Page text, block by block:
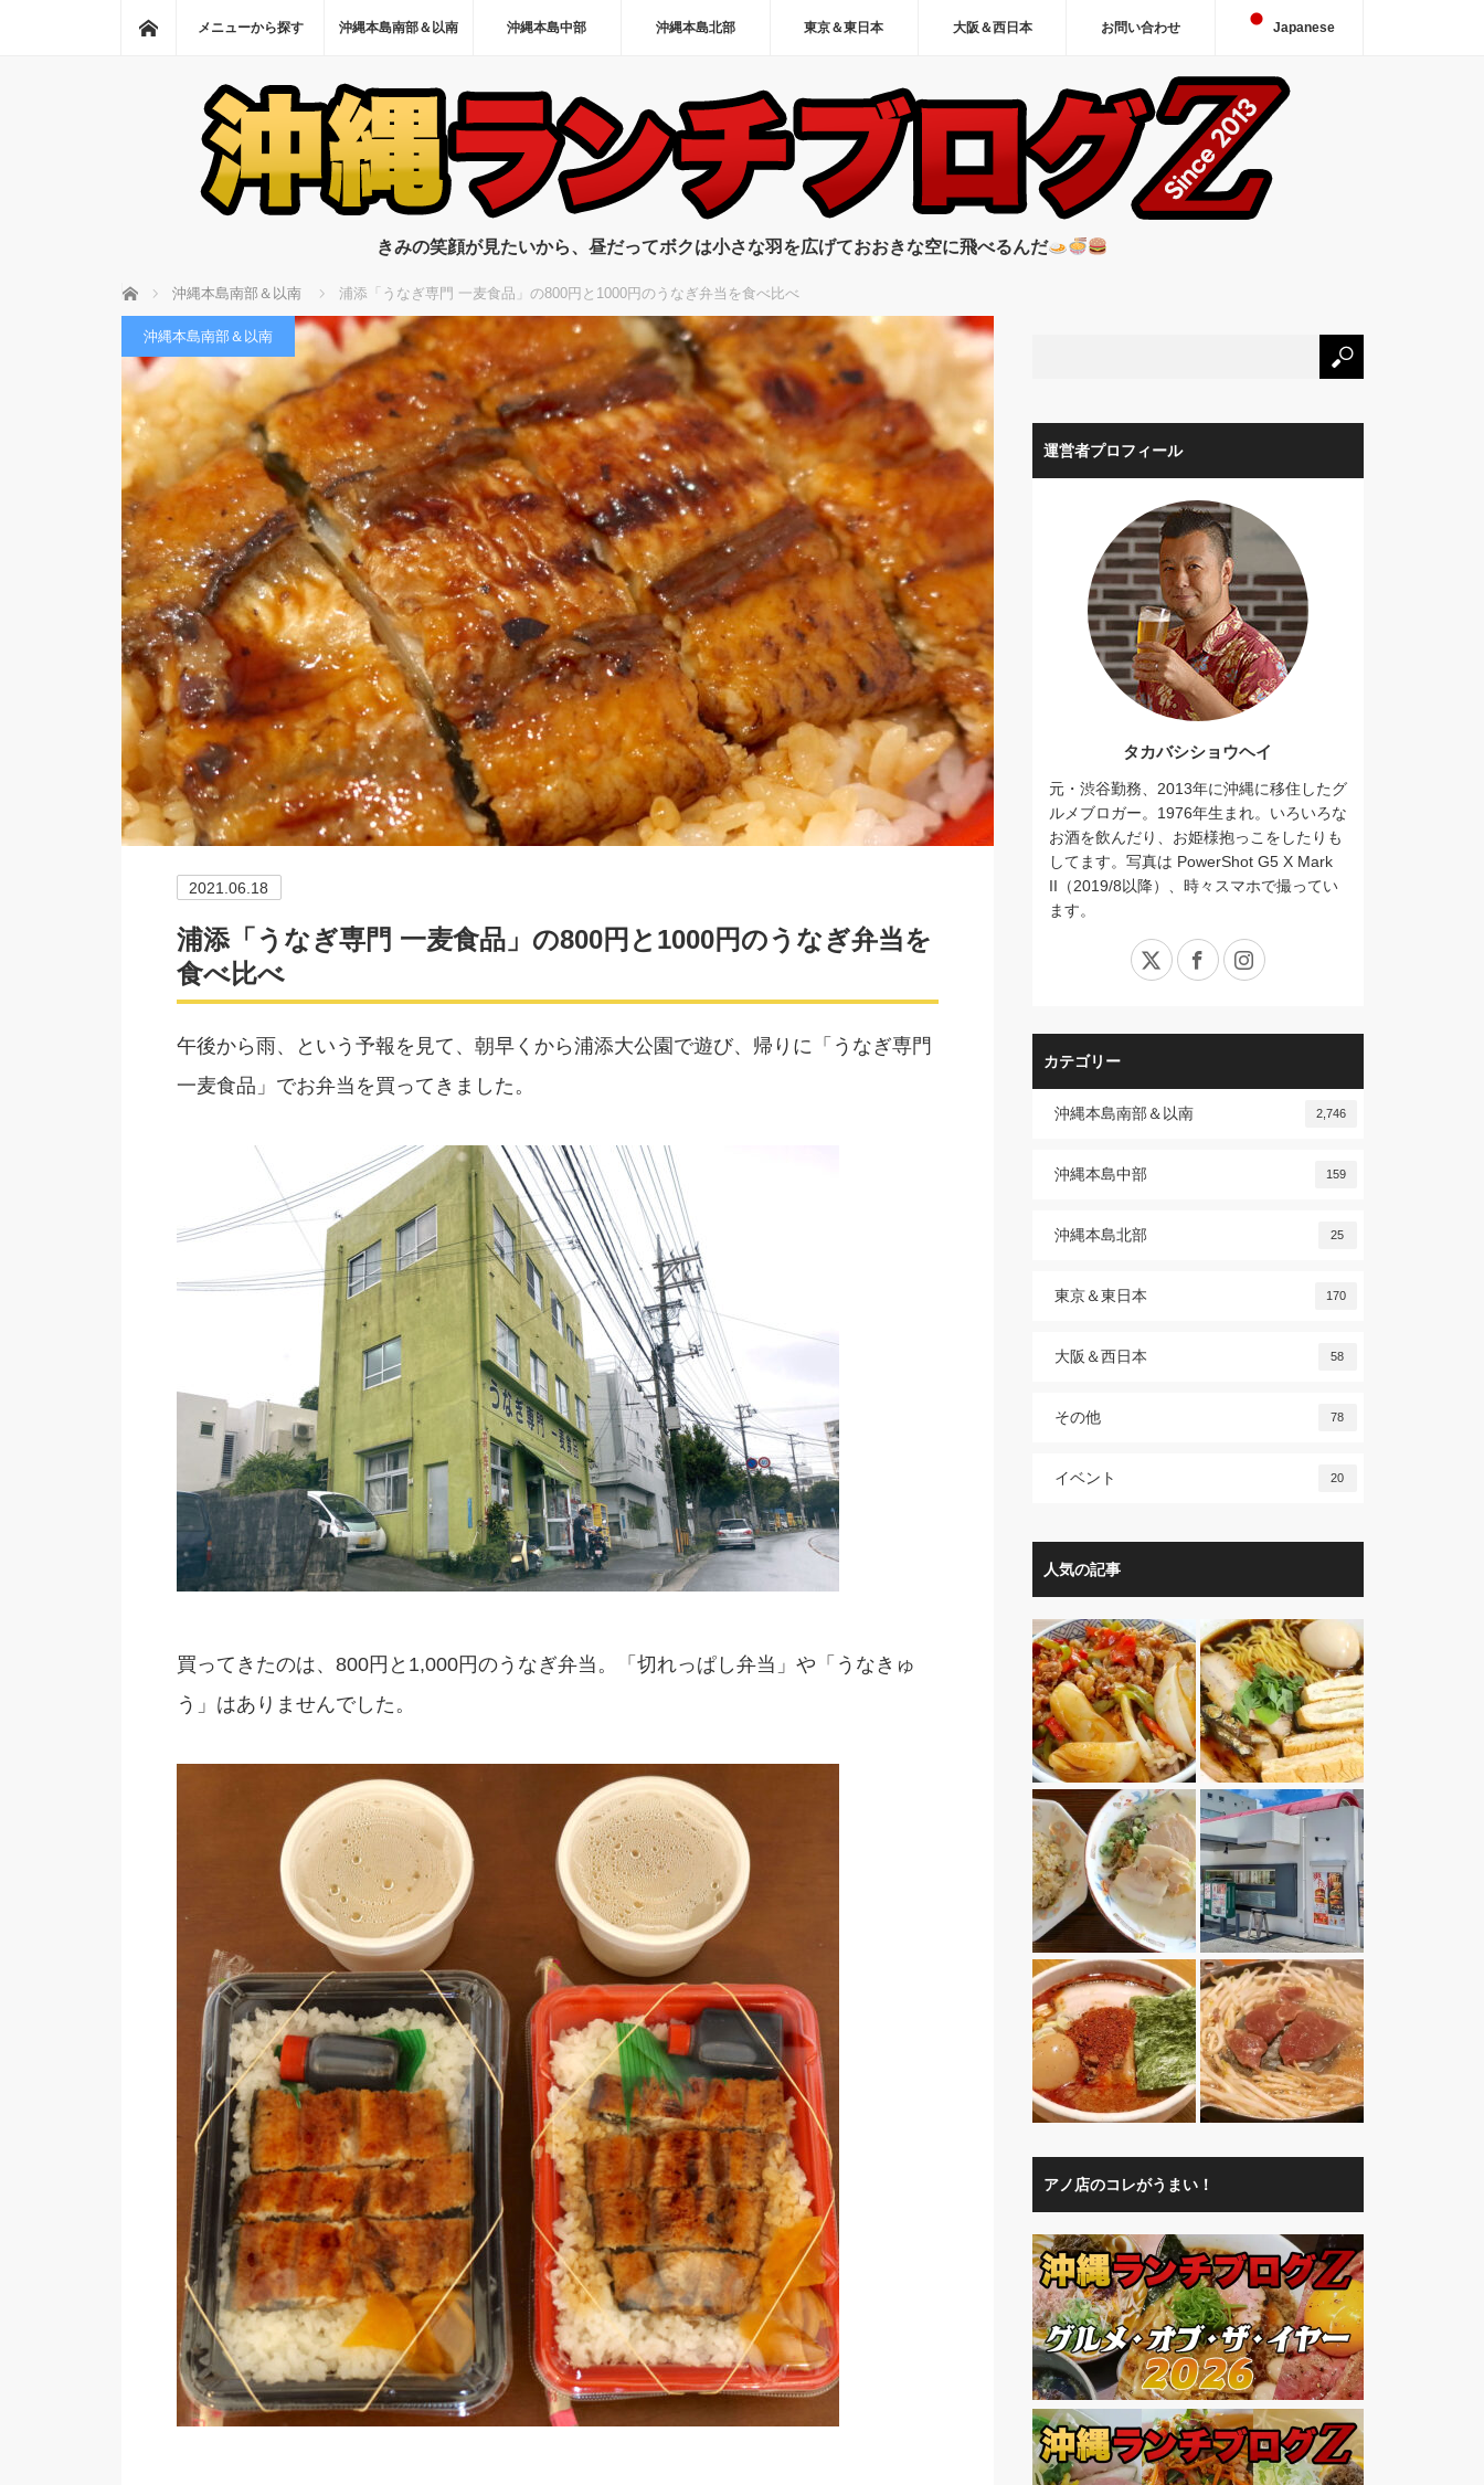
ホーム
メニューから探す 沖縄本島南部＆以南 沖縄本島中部 沖縄本島北部 東京＆東日本 大阪＆西日本 お問い合わせ Japanese
きみの笑顔が見たいから、昼だってボクは小さな羽を広げておおきな空に飛べるんだ
ホーム 沖縄本島南部＆以南 浦添「うなぎ専門 一麦食品」の800円と1000円のうなぎ弁当を食べ比べ
沖縄本島南部＆以南
2021.06.18
浦添「うなぎ専門 一麦食品」の800円と1000円のうなぎ弁当を
食べ比べ
午後から雨、という予報を見て、朝早くから浦添大公園で遊び、帰りに「うなぎ専門
一麦食品」でお弁当を買ってきました。
買ってきたのは、800円と1,000円のうなぎ弁当。「切れっぱし弁当」や「うなきゅ
う」はありませんでした。
運営者プロフィール
タカバシショウヘイ
元・渋谷勤務、2013年に沖縄に移住したグ
ルメブロガー。1976年生まれ。いろいろな
お酒を飲んだり、お姫様抱っこをしたりも
してます。写真は PowerShot G5 X Mark
II（2019/8以降）、時々スマホで撮ってい
ます。
X FacebookInstagram
カテゴリー
沖縄本島南部＆以南 2,746
沖縄本島中部 159
沖縄本島北部 25
東京＆東日本 170
大阪＆西日本 58
その他 78
イベント 20
人気の記事
アノ店のコレがうまい！